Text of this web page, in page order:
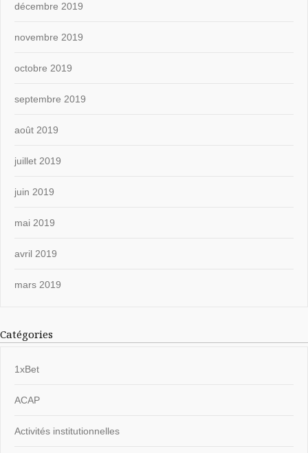
décembre 2019
novembre 2019
octobre 2019
septembre 2019
août 2019
juillet 2019
juin 2019
mai 2019
avril 2019
mars 2019
Catégories
1xBet
ACAP
Activités institutionnelles